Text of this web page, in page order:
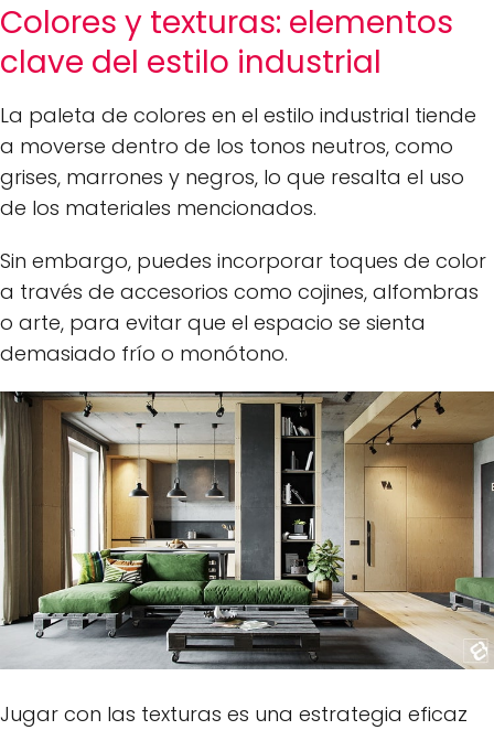
Colores y texturas: elementos
clave del estilo industrial
La paleta de colores en el estilo industrial tiende
a moverse dentro de los tonos neutros, como
grises, marrones y negros, lo que resalta el uso
de los materiales mencionados.
Sin embargo, puedes incorporar toques de color
a través de accesorios como cojines, alfombras
o arte, para evitar que el espacio se sienta
demasiado frío o monótono.
Jugar con las texturas es una estrategia eficaz